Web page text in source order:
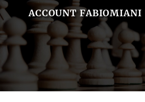
ACCOUNT FABIOMIANI